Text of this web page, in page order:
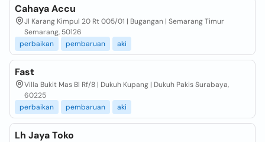
Cahaya Accu
Jl Karang Kimpul 20 Rt 005/01 | Bugangan | Semarang Timur
Semarang, 50126
perbaikan
pembaruan aki
Fast
Villa Bukit Mas Bl Rf/8 | Dukuh Kupang | Dukuh Pakis Surabaya,
60225
perbaikan
pembaruan aki
Lh Jaya Toko